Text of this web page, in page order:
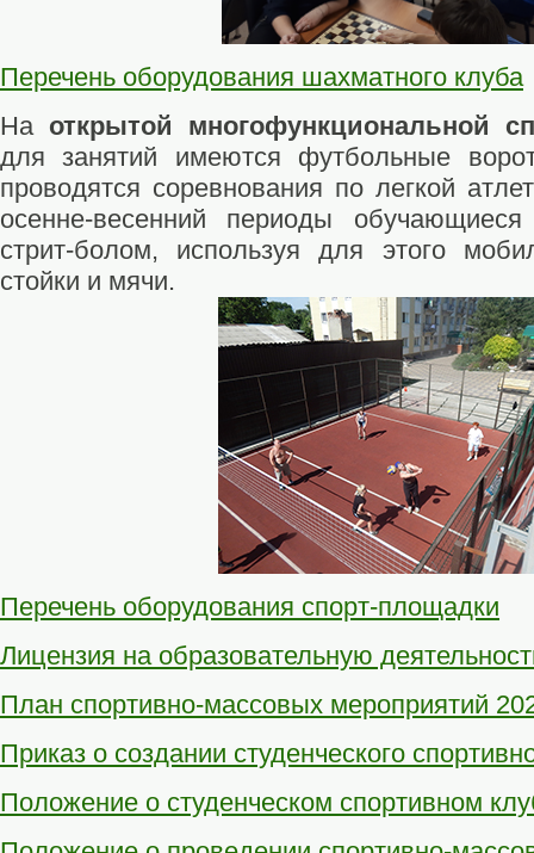
Перечень оборудования шахматного клуба
На открытой многофункциональной
для занятий имеются футбольные
проводятся соревнования по легкой
осенне-весенний периоды
стрит-болом, используя для этого
стойки и мячи.
Перечень оборудования спорт-площадки
Лицензия на образовательную
План спортивно-массовых мероприятий
Приказ о создании студенческого
Положение о студенческом спортивном